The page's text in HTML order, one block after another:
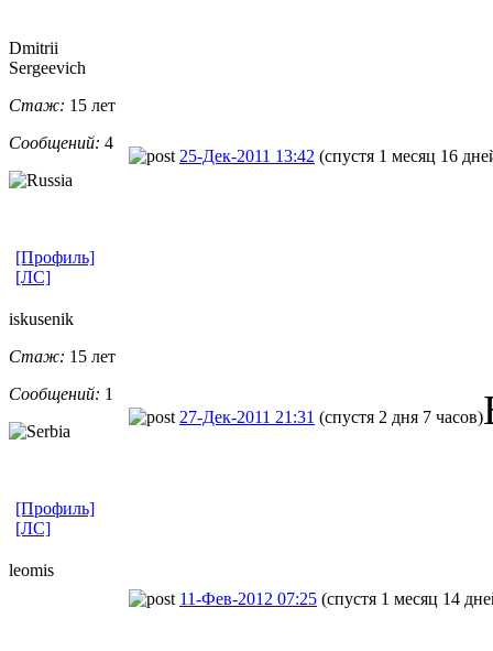
Dmitrii
Sergeevich
Стаж: 15 лет
Сообщений: 4
25-Дек-2011 13:42 (спустя 1 месяц 16
[Профиль]
[ЛС]
iskusenik
Стаж: 15 лет
Сообщений: 1
27-Дек-2011 21:31 (спустя 2 дня 7 часов)
[Профиль]
[ЛС]
leomis
11-Фев-2012 07:25 (спустя 1 месяц 14